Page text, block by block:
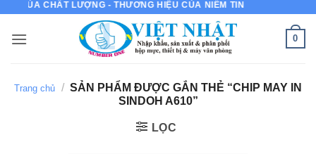
nội
IN CỦA CHẤT LƯỢNG - THƯƠNG HIỆU CỦA NIỀM TIN
0
Trang chủ / SẢN PHẨM ĐƯỢC GẮN THẺ “CHIP MAY IN
SINDOH A610”
LỌC